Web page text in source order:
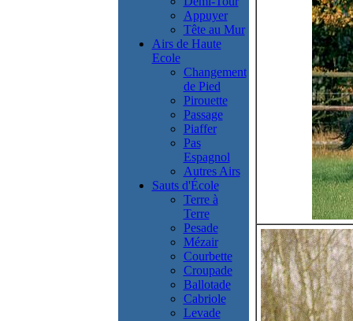
Appuyer
Tête au Mur
Airs de Haute
Ecole
Changement
de Pied
Pirouette
Passage
Piaffer
Pas
Espagnol
Autres Airs
Sauts d'École
Terre à
Terre
Pesade
Mézair
Courbette
Croupade
Ballotade
Cabriole
Levade